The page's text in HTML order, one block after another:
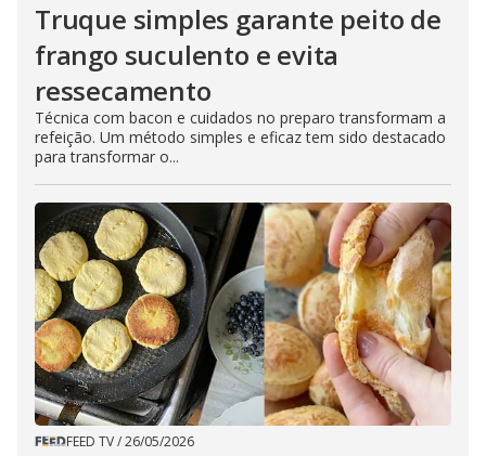
Truque simples garante peito de
frango suculento e evita
ressecamento
Técnica com bacon e cuidados no preparo transformam a
refeição. Um método simples e eficaz tem sido destacado
para transformar o...
FEED TV/26/05/2026